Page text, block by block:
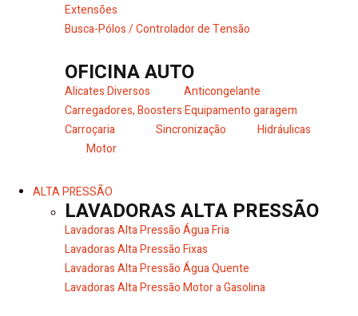
Extensões
Busca-Pólos / Controlador de Tensão
OFICINA AUTO
Alicates Diversos
Anticongelante
Carregadores, BoostersEquipamento garagem
Carroçaria
Sincronização
Hidráulicas
Motor
ALTA PRESSÃO
LAVADORAS ALTA PRESSÃO
Lavadoras Alta Pressão Água Fria
Lavadoras Alta Pressão Fixas
Lavadoras Alta Pressão Água Quente
Lavadoras Alta Pressão Motor a Gasolina